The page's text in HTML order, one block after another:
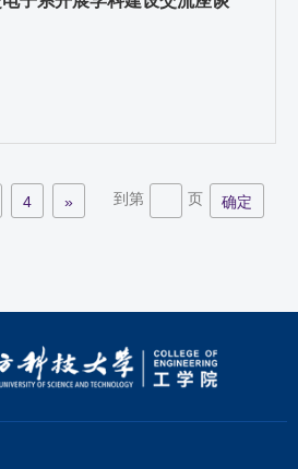
4 » 到第 页 确定